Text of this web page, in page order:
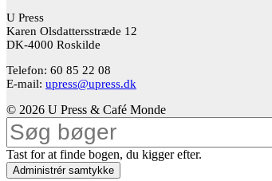
U Press
Karen Olsdattersstræde 12
DK-4000 Roskilde
Telefon: 60 85 22 08
E-mail: upress@upress.dk
© 2026 U Press & Café Monde
Tast for at finde bogen, du kigger efter.
Administrér samtykke